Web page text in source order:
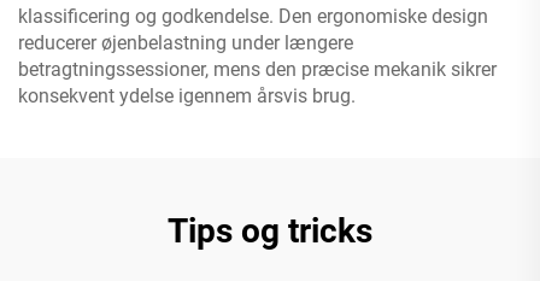
klassificering og godkendelse. Den ergonomiske design
reducerer øjenbelastning under længere
betragtningssessioner, mens den præcise mekanik sikrer
konsekvent ydelse igennem årsvis brug.
Tips og tricks